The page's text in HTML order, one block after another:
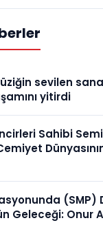
sevilen
yitirdi
Sahibi
(SMP)
Geleceği: Onur